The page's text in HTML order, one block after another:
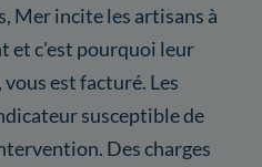
Mer incite les artisans à
et c'est pourquoi leur
est facturé. Les
susceptible de
Des charges